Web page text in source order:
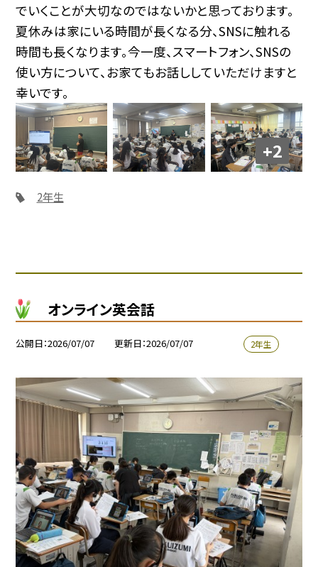
でいくことが大切なのではないかと思っております。
夏休みは家にいる時間が長くなる分、SNSに触れる
時間も長くなります。今一度、スマートフォン、SNSの
使い方について、お家てもお話ししていただけますと
幸いです。
+2
2年生
オンライン英会話
公開日 2026/07/07 更新日 2026/07/07 2年生